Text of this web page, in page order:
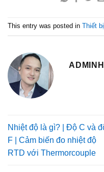
This entry was posted in Thiết
Nhiệt độ là gì? | Độ C và
F | Cảm biến đo nhiệt độ
RTD với Thermorcouple